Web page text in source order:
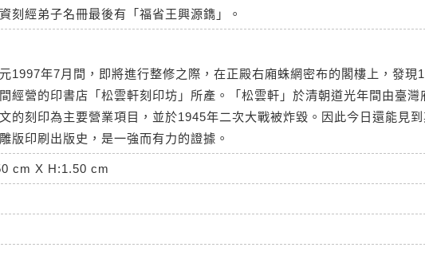
刻經弟子名冊最後有「福省王興源鐫」。
1997年7月間，即將進行整修之際，在正殿右廂蛛網密布的閣樓上，發現
經營的印書店「松雲軒刻印坊」所產。「松雲軒」於清朝道光年間由臺灣
的刻印為主要營業項目，並於1945年二次大戰被炸毀。因此今日還能見
版印刷出版史，是一強而有力的證據。
cm X H:1.50 cm